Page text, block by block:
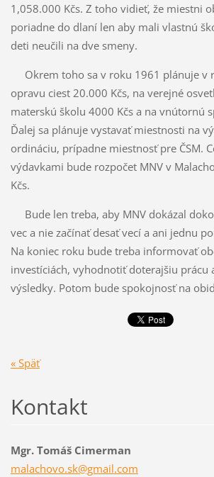
1,058.000 Kčs. Z toho vidieť, že miestni
poriadne do dlaní len aby mali vlastnú
deti neučili na dve smeny.
Okrem toho sa v roku 1961 plánuje v
opravu ciest 20.000 Kčs, na verejné
materskú školu 4000 Kčs a na vnútornú
Ďalej sa plánuje vystavať miestnosti na
ordináciu, prípadne miestnosť pre ČSM.
výdavkami bude rozpočet MNV v
Kčs.
Bude len treba, aby MNV dokázal
vec a nie začínať desať vecí a ani jednu
Na koniec roku bude treba informovať
investíciách, vyhodnotiť doterajšiu prácu
výsledky. Potom bude spokojnosť na
« Späť
Kontakt
Mgr. Tomáš Cimerman
malachovo.sk@gmail.com